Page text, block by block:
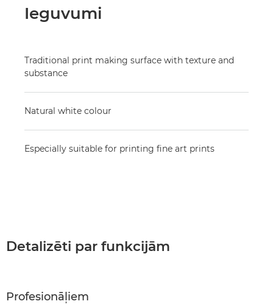
Ieguvumi
Traditional print making surface with texture and
substance
Natural white colour
Especially suitable for printing fine art prints
Detalizēti par funkcijām
Profesionāļiem